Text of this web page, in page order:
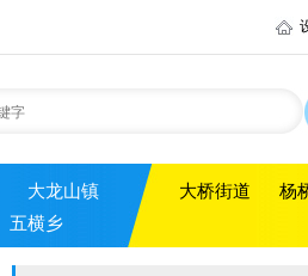
大龙山镇
五横乡
大桥街道 杨